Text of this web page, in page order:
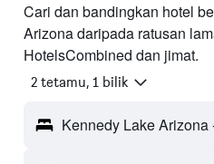
Cari dan bandingkan hotel
Arizona daripada ratusan
HotelsCombined dan jimat.
2 tetamu, 1 bilik